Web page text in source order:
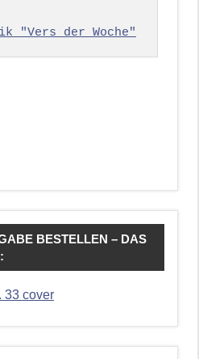
"Vers der Woche"
BESTELLEN – DAS